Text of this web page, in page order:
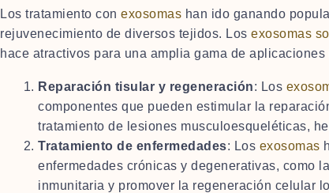
Los tratamiento con exosomas han ido ganando
rejuvenecimiento de diversos tejidos. Los exosomas
hace atractivos para una amplia gama de aplicaciones
Reparación tisular y regeneración: Los
componentes que pueden estimular la
tratamiento de lesiones musculoesqueléticas,
Tratamiento de enfermedades: Los exosomas
enfermedades crónicas y degenerativas, como
inmunitaria y promover la regeneración celular